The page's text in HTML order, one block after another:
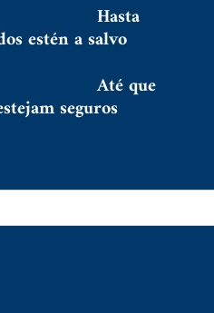
Hasta
estén a salvo
Até que
seguros